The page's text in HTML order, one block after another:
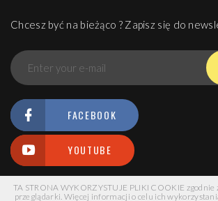
Chcesz być na bieżąco ? Zapisz się do
FACEBOOK
YOUTUBE
TA STRONA WYKORZYSTUJE PLIKI COOKIE
przeglądarki. Więcej informacji o celu ich